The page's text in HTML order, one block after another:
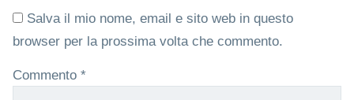
Salva il mio nome, email e sito web in questo
browser per la prossima volta che commento.
Commento *